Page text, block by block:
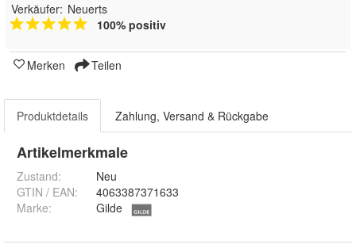
Verkäufer: Neuerts
100% positiv
Merken Teilen
Produktdetails Zahlung, Versand & Rückgabe
Artikelmerkmale
Zustand:
Neu
GTIN / EAN:
4063387371633
Marke:
Gilde